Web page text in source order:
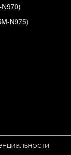
N975)